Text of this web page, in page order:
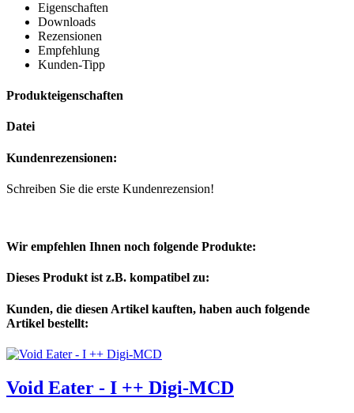
Eigenschaften
Downloads
Rezensionen
Empfehlung
Kunden-Tipp
Produkteigenschaften
Datei
Kundenrezensionen:
Schreiben Sie die erste Kundenrezension!
Wir empfehlen Ihnen noch folgende Produkte:
Dieses Produkt ist z.B. kompatibel zu:
Kunden, die diesen Artikel kauften, haben auch folgende
Artikel bestellt:
Void Eater - I ++ Digi-MCD